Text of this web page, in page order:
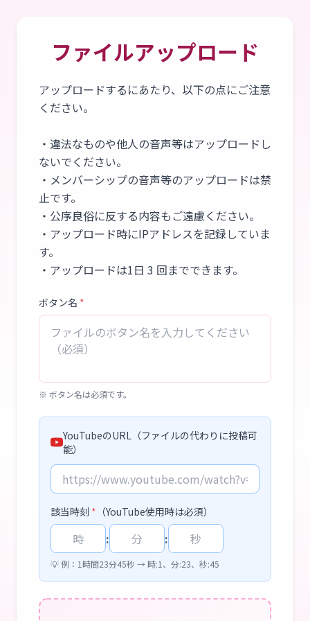
ファイルアップロード
アップロードするにあたり、以下の点にご注意
ください。
・違法なものや他人の音声等はアップロードし
ないでください。
・メンバーシップの音声等のアップロードは禁
止です。
・公序良俗に反する内容もご遠慮ください。
・アップロード時にIPアドレスを記録していま
す。
・アップロードは1日 3 回までできます。
ボタン名 *
※ ボタン名は必須です。
YouTubeのURL（ファイルの代わりに投稿可
能）
該当時刻 * （YouTube使用時は必須）
: :
💡 例：1時間23分45秒 → 時:1、分:23、秒:45